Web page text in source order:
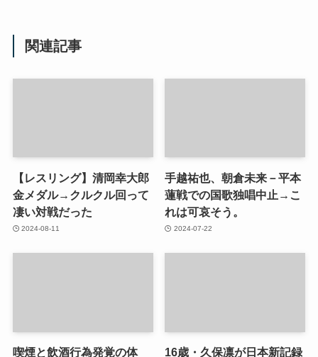
関連記事
【レスリング】清岡幸大郎
金メダル→クルクル回って
凄い対戦だった
2024-08-11
手越祐也、朝倉未来－平本
蓮戦での国歌独唱中止→こ
れは可哀そう。
2024-07-22
喫煙と飲酒行為発覚の体
16歳・久保凛が日本新記録